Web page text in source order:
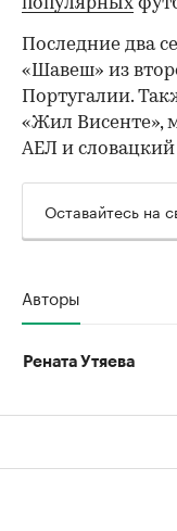
Последние два
«Шавеш» из
Португалии.
«Жил Висенте»,
АЕЛ и
Оставайтесь на
Авторы
Рената Утяева